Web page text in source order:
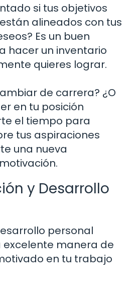
si tus objetivos
alineados con tus
Es un buen
hacer un inventario
quieres lograr.
de carrera? ¿O
en tu posición
el tiempo para
tus aspiraciones
una nueva
y Desarrollo
personal
excelente manera de
en tu trabajo